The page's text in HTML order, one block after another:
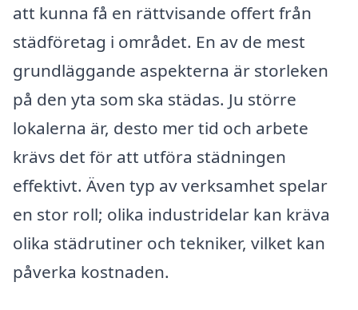
att kunna få en rättvisande offert från
städföretag i området. En av de mest
grundläggande aspekterna är storleken
på den yta som ska städas. Ju större
lokalerna är, desto mer tid och arbete
krävs det för att utföra städningen
effektivt. Även typ av verksamhet spelar
en stor roll; olika industridelar kan kräva
olika städrutiner och tekniker, vilket kan
påverka kostnaden.